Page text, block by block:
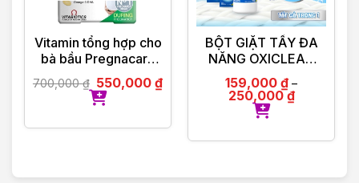
Vitamin tổng hợp cho
bà bầu Pregnacare
Max 84 viên
Vitabiotics UK
700,000₫ 550,000₫
BỘT GIẶT TẨY ĐA
NĂNG OXICLEAN
MULTI – PURPOSE
STAIN REMOVER
159,000 ₫ –
250,000₫